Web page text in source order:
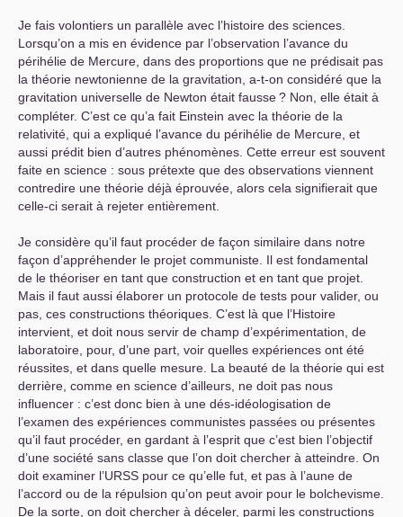
Je fais volontiers un parallèle avec l’histoire des sciences.
Lorsqu’on a mis en évidence par l’observation l’avance du
périhélie de Mercure, dans des proportions que ne prédisait pas
la théorie newtonienne de la gravitation, a-t-on considéré que la
gravitation universelle de Newton était fausse? Non, elle était à
compléter. C’est ce qu’a fait Einstein avec la théorie de la
relativité, qui a expliqué l’avance du périhélie de Mercure, et
aussi prédit bien d’autres phénomènes. Cette erreur est souvent
faite en science : sous prétexte que des observations viennent
contredire une théorie déjà éprouvée, alors cela signifierait que
celle-ci serait à rejeter entièrement.
Je considère qu’il faut procéder de façon similaire dans notre
façon d’appréhender le projet communiste. Il est fondamental
de le théoriser en tant que construction et en tant que projet.
Mais il faut aussi élaborer un protocole de tests pour valider, ou
pas, ces constructions théoriques. C’est là que l’Histoire
intervient, et doit nous servir de champ d’expérimentation, de
laboratoire, pour, d’une part, voir quelles expériences ont été
réussites, et dans quelle mesure. La beauté de la théorie qui est
derrière, comme en science d’ailleurs, ne doit pas nous
influencer : c’est donc bien à une dés-idéologisation de
l’examen des expériences communistes passées ou présentes
qu’il faut procéder, en gardant à l’esprit que c’est bien l’objectif
d’une société sans classe que l’on doit chercher à atteindre. On
doit examiner l’URSS pour ce qu’elle fut, et pas à l’aune de
l’accord ou de la répulsion qu’on peut avoir pour le bolchevisme.
De la sorte, on doit chercher à déceler, parmi les constructions